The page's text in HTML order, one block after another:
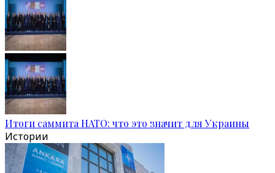
Итоги саммита НАТО: что это значит для Украины
Истории